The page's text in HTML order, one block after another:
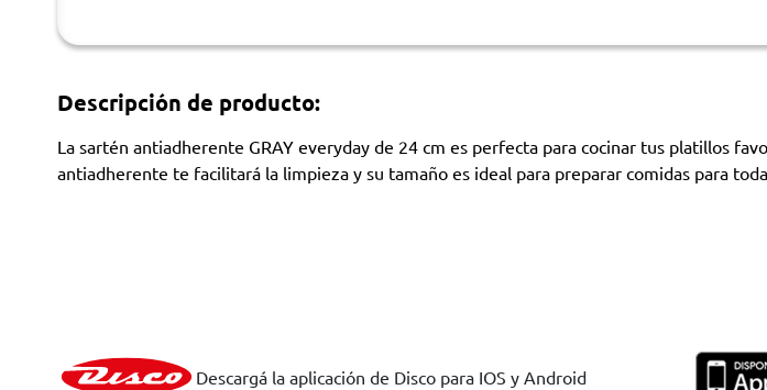
Descripción de producto:
La sartén antiadherente GRAY everyday de 24 cm es perfecta para cocinar tus platillos
antiadherente te facilitará la limpieza y su tamaño es ideal para preparar comidas para
Descargá la aplicación de Disco para IOS y Android